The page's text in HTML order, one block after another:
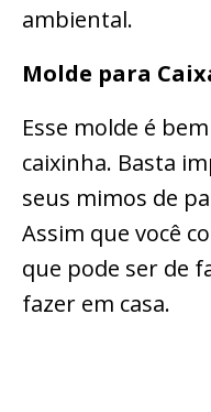
ambiental.
Molde para
Esse molde é
caixinha. Basta
seus mimos de
Assim que você
que pode ser de
fazer em casa.